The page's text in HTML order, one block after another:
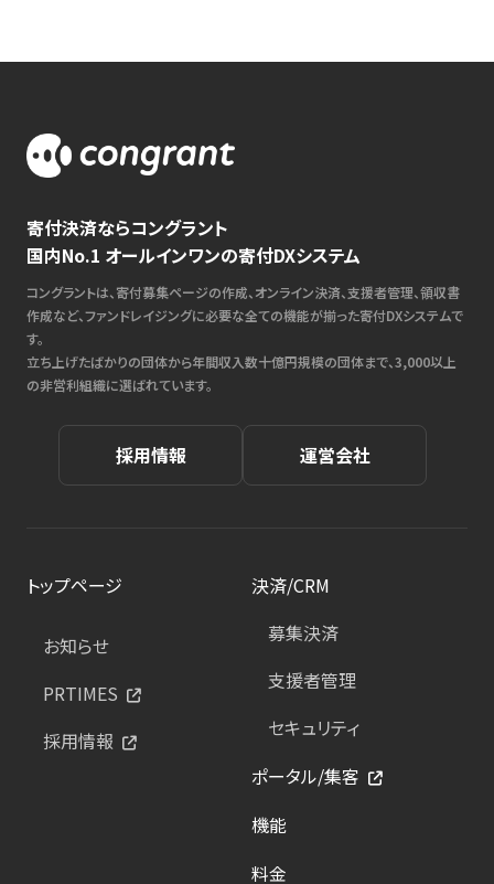
寄付決済ならコングラント
国内No.1 オールインワンの寄付DXシステム
コングラントは、寄付募集ページの作成、オンライン決済、支援者管理、領収書
作成など、ファンドレイジングに必要な全ての機能が揃った寄付DXシステムで
す。
立ち上げたばかりの団体から年間収入数十億円規模の団体まで、3,000以上
の非営利組織に選ばれています。
採用情報 運営会社
トップページ
お知らせ
PRTIMES
採用情報
決済/CRM
募集決済
支援者管理
セキュリティ
ポータル/集客
機能
料金